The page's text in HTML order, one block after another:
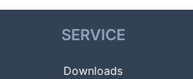
SERVICE
Downloads